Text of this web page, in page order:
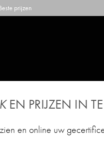
prijzen
EN PRIJZEN IN
en online uw